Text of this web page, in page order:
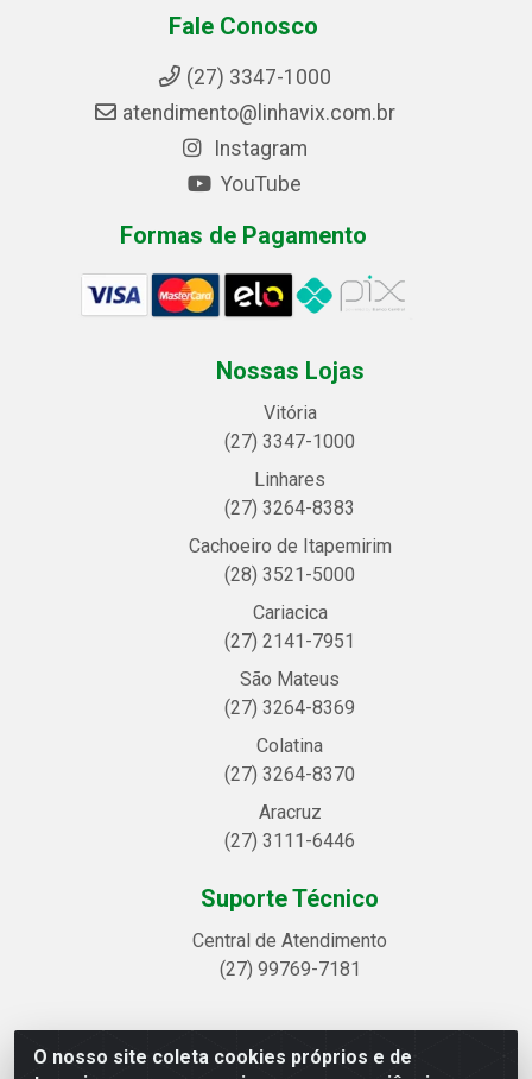
O nosso site coleta cookies próprios e de
Fale Conosco
(27) 3347-1000
atendimento@linhavix.com.br
Instagram
YouTube
Formas de Pagamento
Nossas Lojas
Vitória
(27) 3347-1000
Linhares
(27) 3264-8383
Cachoeiro de Itapemirim
(28) 3521-5000
Cariacica
(27) 2141-7951
São Mateus
(27) 3264-8369
Colatina
(27) 3264-8370
Aracruz
(27) 3111-6446
Suporte Técnico
Central de Atendimento
(27) 99769-7181
Linhavix Distribuidora LTDA - Avenida Alegre, 2521 -